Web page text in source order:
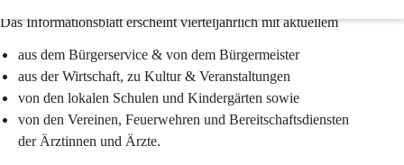
Das Informationsblatt erscheint vierteljährlich mit aktuellem
aus dem Bürgerservice & von dem Bürgermeister
aus der Wirtschaft, zu Kultur & Veranstaltungen
von den lokalen Schulen und Kindergärten sowie
von den Vereinen, Feuerwehren und Bereitschaftsdiensten
der Ärztinnen und Ärzte.